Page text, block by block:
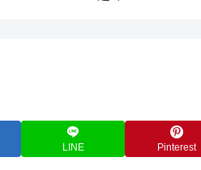
LINE Pinterest